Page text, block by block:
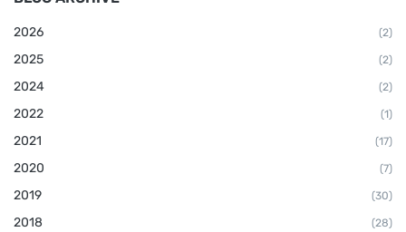
2026 (2)
2025 (2)
2024 (2)
2022 (1)
2021 (17)
2020 (7)
2019 (30)
2018 (28)